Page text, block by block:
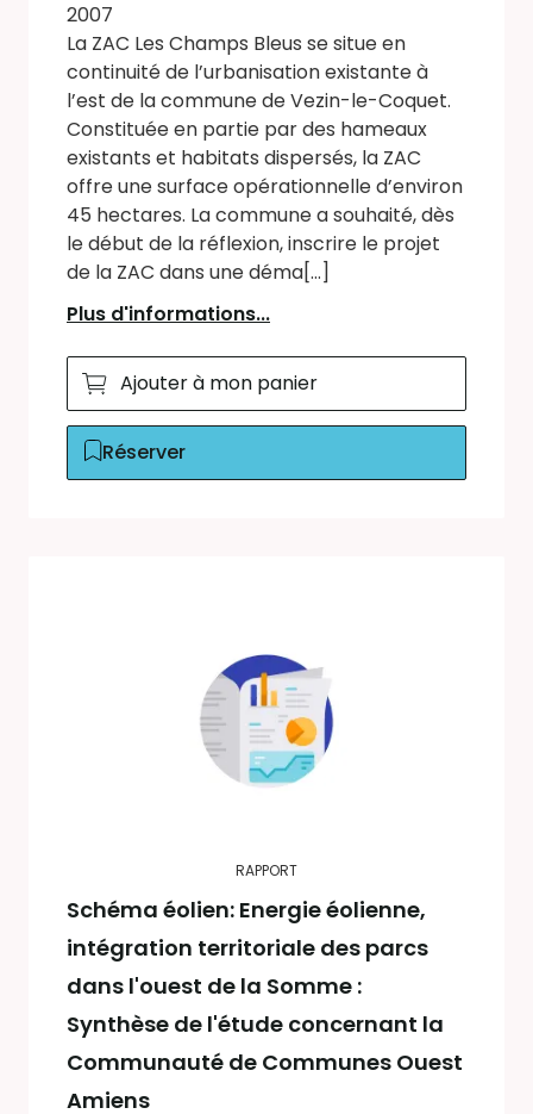
2007
La ZAC Les Champs Bleus se situe en
continuité de l’urbanisation existante à
l’est de la commune de Vezin-le-Coquet.
Constituée en partie par des hameaux
existants et habitats dispersés, la ZAC
offre une surface opérationnelle d’environ
45 hectares. La commune a souhaité, dès
le début de la réflexion, inscrire le projet
de la ZAC dans une déma[...]
Plus d'informations...
Ajouter à mon panier
Réserver
RAPPORT
Schéma éolien: Energie éolienne,
intégration territoriale des parcs
dans l'ouest de la Somme :
Synthèse de l'étude concernant la
Communauté de Communes Ouest
Amiens